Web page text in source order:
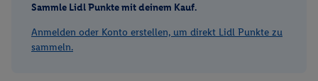
Sammle Lidl Punkte mit deinem Kauf.
Anmelden oder Konto erstellen, um direkt Lidl Punkte zu
sammeln.